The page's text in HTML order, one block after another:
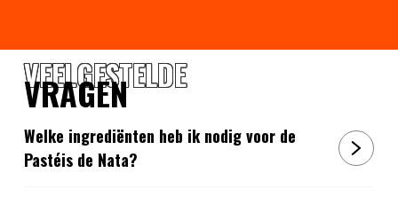
VEELGESTELDE
VRAGEN
Welke ingrediënten heb ik nodig voor de
Pastéis de Nata?